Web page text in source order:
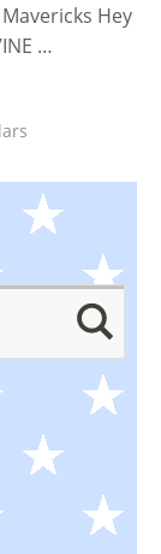
Hey
…